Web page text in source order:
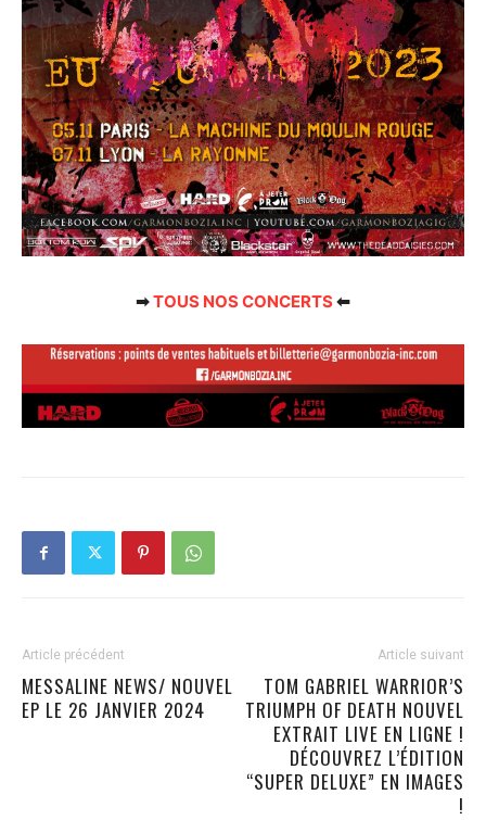
➡TOUS NOS CONCERTS⬅
Article précédent
MESSALINE NEWS/ NOUVEL
EP LE 26 JANVIER 2024
Article suivant
TOM GABRIEL WARRIOR’S
TRIUMPH OF DEATH NOUVEL
EXTRAIT LIVE EN LIGNE !
DÉCOUVREZ L’ÉDITION
“SUPER DELUXE” EN IMAGES
!